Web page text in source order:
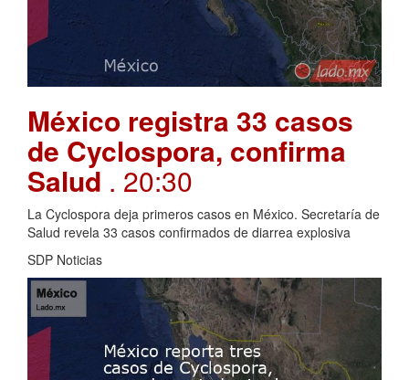
México registra 33 casos
de Cyclospora, confirma
Salud . 20:30
La Cyclospora deja primeros casos en México. Secretaría de
Salud revela 33 casos confirmados de diarrea explosiva
SDP Noticias